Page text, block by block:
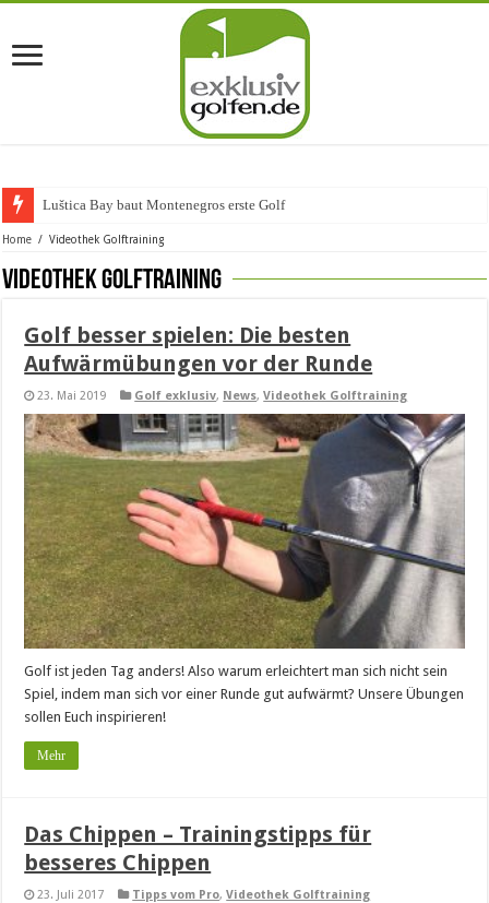
Luštica Bay baut Montenegros erste Golf-Communit
Home / Videothek Golftraining
Videothek Golftraining
Golf besser spielen: Die besten
Aufwärmübungen vor der Runde
23. Mai 2019 Golf exklusiv, News,Videothek Golftraining
Golf ist jeden Tag anders! Also warum erleichtert man sich nicht sein
Spiel, indem man sich vor einer Runde gut aufwärmt? Unsere Übungen
sollen Euch inspirieren!
Mehr
Das Chippen – Trainingstipps für
besseres Chippen
23. Juli 2017 Tipps vom Pro,Videothek Golftraining